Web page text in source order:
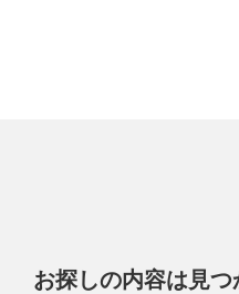
お探しの内容は見つ